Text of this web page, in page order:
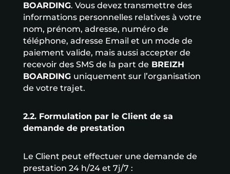
BOARDING. Vous devez transmettre des
informations personnelles relatives à votre
nom, prénom, adresse, numéro de
téléphone, adresse Email et un mode de
paiement valide, mais aussi accepter de
recevoir des SMS de la part de BREIZH
BOARDING uniquement sur l’organisation
de votre trajet.
2.2. Formulation par le Client de sa
demande de prestation
Le Client peut effectuer une demande de
prestation 24 h/24 et 7j/7 :